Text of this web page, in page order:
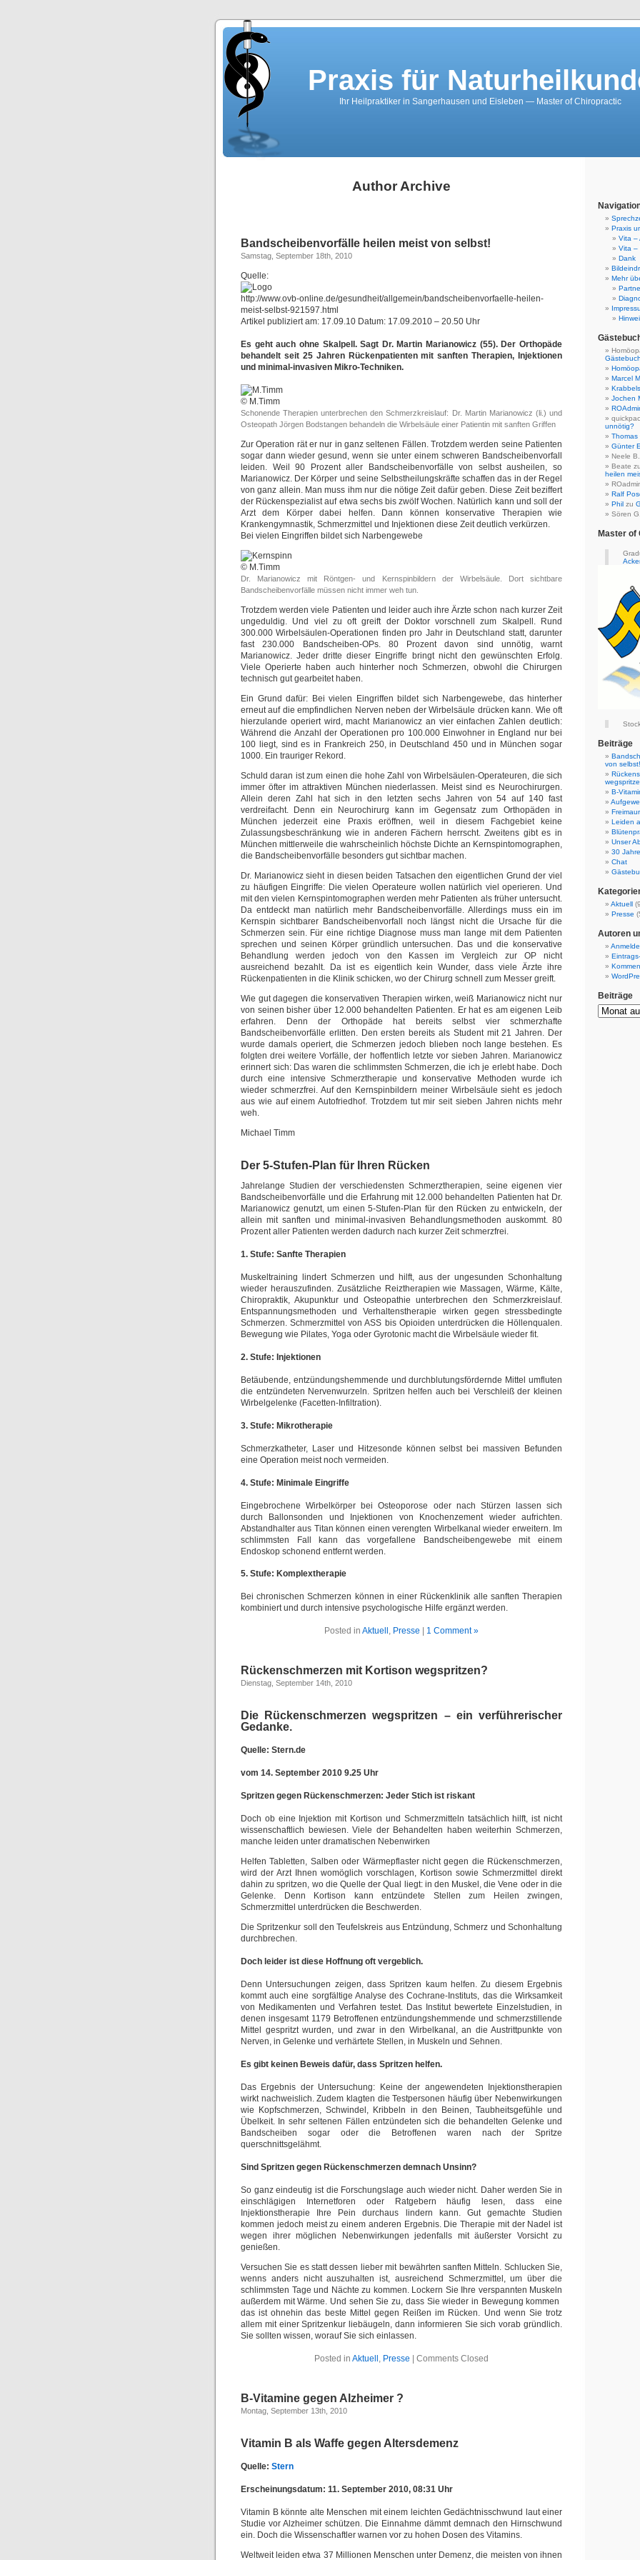
Praxis für
Ihr Heilpraktiker in Sangerhausen und Eisleben — Master of Chiropractic
Author Archive
Bandscheibenvorfälle heilen meist von selbst!
Samstag, September 18th, 2010
Quelle:
http://www.ovb-online.de/gesundheit/allgemein/bandscheibenvorfaelle-heilen-
meist-selbst-921597.html
Artikel publiziert am: 17.09.10 Datum: 17.09.2010 – 20.50 Uhr
Es geht auch ohne Skalpell. Sagt Dr. Martin Marianowicz (55). Der Orthopäde
behandelt seit 25 Jahren Rückenpatienten mit sanften Therapien, Injektionen
und minimal-invasiven Mikro-Techniken.
© M.Timm
Schonende Therapien unterbrechen den Schmerzkreislauf: Dr. Martin Marianowicz (li.) und
Osteopath Jörgen Bodstangen behandeln die Wirbelsäule einer Patientin mit sanften Griffen
Zur Operation rät er nur in ganz seltenen Fällen. Trotzdem werden seine Patienten
sogar dann wieder gesund, wenn sie unter einem schweren Bandscheibenvorfall
leiden. Weil 90 Prozent aller Bandscheibenvorfälle von selbst ausheilen, so
Marianowicz. Der Körper und seine Selbstheilungskräfte schaffen das in der Regel
von ganz allein. Man muss ihm nur die nötige Zeit dafür geben. Diese Zeit beziffert
der Rückenspezialist auf etwa sechs bis zwölf Wochen. Natürlich kann und soll der
Arzt dem Körper dabei helfen. Dann können konservative Therapien wie
Krankengymnastik, Schmerzmittel und Injektionen diese Zeit deutlich verkürzen.
Bei vielen Eingriffen bildet sich Narbengewebe
© M.Timm
Dr. Marianowicz mit Röntgen- und Kernspinbildern der Wirbelsäule. Dort sichtbare
Bandscheibenvorfälle müssen nicht immer weh tun.
Trotzdem werden viele Patienten und leider auch ihre Ärzte schon nach kurzer Zeit
ungeduldig. Und viel zu oft greift der Doktor vorschnell zum Skalpell. Rund
300.000 Wirbelsäulen-Operationen finden pro Jahr in Deutschland statt, darunter
fast 230.000 Bandscheiben-OPs. 80 Prozent davon sind unnötig, warnt
Marianowicz. Jeder dritte dieser Eingriffe bringt nicht den gewünschten Erfolg.
Viele Operierte haben auch hinterher noch Schmerzen, obwohl die Chirurgen
technisch gut gearbeitet haben.
Ein Grund dafür: Bei vielen Eingriffen bildet sich Narbengewebe, das hinterher
erneut auf die empfindlichen Nerven neben der Wirbelsäule drücken kann. Wie oft
hierzulande operiert wird, macht Marianowicz an vier einfachen Zahlen deutlich:
Während die Anzahl der Operationen pro 100.000 Einwohner in England nur bei
100 liegt, sind es in Frankreich 250, in Deutschland 450 und in München sogar
1000. Ein trauriger Rekord.
Schuld daran ist zum einen die hohe Zahl von Wirbelsäulen-Operateuren, die sich
immer öfter im attraktiven München niederlassen. Meist sind es Neurochirurgen.
Allein deren Zahl hat sich in den letzten sechs Jahren von 54 auf 140 fast
verdreifacht. Denn ein Neurochirurg kann im Gegensatz zum Orthopäden in
München jederzeit eine Praxis eröffnen, weil in diesem Fachgebiet keine
Zulassungsbeschränkung wie in anderen Fächern herrscht. Zweitens gibt es in
München mittlerweile die wahrscheinlich höchste Dichte an Kernspintomographen,
die Bandscheibenvorfälle besonders gut sichtbar machen.
Dr. Marianowicz sieht in diesen beiden Tatsachen den eigentlichen Grund der viel
zu häufigen Eingriffe: Die vielen Operateure wollen natürlich viel operieren. Und
mit den vielen Kernspintomographen werden mehr Patienten als früher untersucht.
Da entdeckt man natürlich mehr Bandscheibenvorfälle. Allerdings muss ein im
Kernspin sichtbarer Bandscheibenvorfall noch längst nicht die Ursache für die
Schmerzen sein. Für eine richtige Diagnose muss man lange mit dem Patienten
sprechen und seinen Körper gründlich untersuchen. Das und die konservative
Behandlung werden jedoch von den Kassen im Vergleich zur OP nicht
ausreichend bezahlt. Da ist es eigentlich kein Wunder, dass viele Ärzte ihre
Rückenpatienten in die Klinik schicken, wo der Chirurg schnell zum Messer greift.
Wie gut dagegen die konservativen Therapien wirken, weiß Marianowicz nicht nur
von seinen bisher über 12.000 behandelten Patienten. Er hat es am eigenen Leib
erfahren. Denn der Orthopäde hat bereits selbst vier schmerzhafte
Bandscheibenvorfälle erlitten. Den ersten bereits als Student mit 21 Jahren. Der
wurde damals operiert, die Schmerzen jedoch blieben noch lange bestehen. Es
folgten drei weitere Vorfälle, der hoffentlich letzte vor sieben Jahren. Marianowicz
erinnert sich: Das waren die schlimmsten Schmerzen, die ich je erlebt habe. Doch
durch eine intensive Schmerztherapie und konservative Methoden wurde ich
wieder schmerzfrei. Auf den Kernspinbildern meiner Wirbelsäule sieht es jedoch
aus wie auf einem Autofriedhof. Trotzdem tut mir seit sieben Jahren nichts mehr
weh.
Michael Timm
Der 5-Stufen-Plan für Ihren Rücken
Jahrelange Studien der verschiedensten Schmerztherapien, seine eigenen vier
Bandscheibenvorfälle und die Erfahrung mit 12.000 behandelten Patienten hat Dr.
Marianowicz genutzt, um einen 5-Stufen-Plan für den Rücken zu entwickeln, der
allein mit sanften und minimal-invasiven Behandlungsmethoden auskommt. 80
Prozent aller Patienten werden dadurch nach kurzer Zeit schmerzfrei.
1. Stufe: Sanfte Therapien
Muskeltraining lindert Schmerzen und hilft, aus der ungesunden Schonhaltung
wieder herauszufinden. Zusätzliche Reiztherapien wie Massagen, Wärme, Kälte,
Chiropraktik, Akupunktur und Osteopathie unterbrechen den Schmerzkreislauf.
Entspannungsmethoden und Verhaltenstherapie wirken gegen stressbedingte
Schmerzen. Schmerzmittel von ASS bis Opioiden unterdrücken die Höllenqualen.
Bewegung wie Pilates, Yoga oder Gyrotonic macht die Wirbelsäule wieder fit.
2. Stufe: Injektionen
Betäubende, entzündungshemmende und durchblutungsfördernde Mittel umfluten
die entzündeten Nervenwurzeln. Spritzen helfen auch bei Verschleiß der kleinen
Wirbelgelenke (Facetten-Infiltration).
3. Stufe: Mikrotherapie
Schmerzkatheter, Laser und Hitzesonde können selbst bei massiven Befunden
eine Operation meist noch vermeiden.
4. Stufe: Minimale Eingriffe
Eingebrochene Wirbelkörper bei Osteoporose oder nach Stürzen lassen sich
durch Ballonsonden und Injektionen von Knochenzement wieder aufrichten.
Abstandhalter aus Titan können einen verengten Wirbelkanal wieder erweitern. Im
schlimmsten Fall kann das vorgefallene Bandscheibengewebe mit einem
Endoskop schonend entfernt werden.
5. Stufe: Komplextherapie
Bei chronischen Schmerzen können in einer Rückenklinik alle sanften Therapien
kombiniert und durch intensive psychologische Hilfe ergänzt werden.
Posted in Aktuell , Presse 1 Comment »
Rückenschmerzen mit Kortison wegspritzen?
Dienstag, September 14th, 2010
Die Rückenschmerzen wegspritzen – ein verführerischer
Gedanke.
Quelle: Stern.de
vom 14. September 2010 9.25 Uhr
Spritzen gegen Rückenschmerzen: Jeder Stich ist riskant
Doch ob eine Injektion mit Kortison und Schmerzmitteln tatsächlich hilft, ist nicht
wissenschaftlich bewiesen. Viele der Behandelten haben weiterhin Schmerzen,
manche leiden unter dramatischen Nebenwirken
Helfen Tabletten, Salben oder Wärmepflaster nicht gegen die Rückenschmerzen,
wird der Arzt Ihnen womöglich vorschlagen, Kortison sowie Schmerzmittel direkt
dahin zu spritzen, wo die Quelle der Qual liegt: in den Muskel, die Vene oder in die
Gelenke. Denn Kortison kann entzündete Stellen zum Heilen zwingen,
Schmerzmittel unterdrücken die Beschwerden.
Die Spritzenkur soll den Teufelskreis aus Entzündung, Schmerz und Schonhaltung
durchbrechen.
Doch leider ist diese Hoffnung oft vergeblich.
Denn Untersuchungen zeigen, dass Spritzen kaum helfen. Zu diesem Ergebnis
kommt auch eine sorgfältige Analyse des Cochrane-Instituts, das die Wirksamkeit
von Medikamenten und Verfahren testet. Das Institut bewertete Einzelstudien, in
denen insgesamt 1179 Betroffenen entzündungshemmende und schmerzstillende
Mittel gespritzt wurden, und zwar in den Wirbelkanal, an die Austrittpunkte von
Nerven, in Gelenke und verhärtete Stellen, in Muskeln und Sehnen.
Es gibt keinen Beweis dafür, dass Spritzen helfen.
Das Ergebnis der Untersuchung: Keine der angewendeten Injektionstherapien
wirkt nachweislich. Zudem klagten die Testpersonen häufig über Nebenwirkungen
wie Kopfschmerzen, Schwindel, Kribbeln in den Beinen, Taubheitsgefühle und
Übelkeit. In sehr seltenen Fällen entzündeten sich die behandelten Gelenke und
Bandscheiben sogar oder die Betroffenen waren nach der Spritze
querschnittsgelähmt.
Sind Spritzen gegen Rückenschmerzen demnach Unsinn?
So ganz eindeutig ist die Forschungslage auch wieder nicht. Daher werden Sie in
einschlägigen Internetforen oder Ratgebern häufig lesen, dass eine
Injektionstherapie Ihre Pein durchaus lindern kann. Gut gemachte Studien
kommen jedoch meist zu einem anderen Ergebnis. Die Therapie mit der Nadel ist
wegen ihrer möglichen Nebenwirkungen jedenfalls mit äußerster Vorsicht zu
genießen.
Versuchen Sie es statt dessen lieber mit bewährten sanften Mitteln. Schlucken Sie,
wenns anders nicht auszuhalten ist, ausreichend Schmerzmittel, um über die
schlimmsten Tage und Nächte zu kommen. Lockern Sie Ihre verspannten Muskeln
außerdem mit Wärme. Und sehen Sie zu, dass Sie wieder in Bewegung kommen 
das ist ohnehin das beste Mittel gegen Reißen im Rücken. Und wenn Sie trotz
allem mit einer Spritzenkur liebäugeln, dann informieren Sie sich vorab gründlich.
Sie sollten wissen, worauf Sie sich einlassen.
Posted in Aktuell , Presse Comments Closed
B-Vitamine gegen Alzheimer ?
Montag, September 13th, 2010
Vitamin B als Waffe gegen Altersdemenz
Quelle: Stern
Erscheinungsdatum: 11. September 2010, 08:31 Uhr
Vitamin B könnte alte Menschen mit einem leichten Gedächtnisschwund laut einer
Studie vor Alzheimer schützen. Die Einnahme dämmt demnach den Hirnschwund
ein. Doch die Wissenschaftler warnen vor zu hohen Dosen des Vitamins.
Weltweit leiden etwa 37 Millionen Menschen unter Demenz, die meisten von ihnen
Praxis
Vita –
Vita –
Dank
Mehr
Gästebuch
Marcel
Jochen
unnötig?
Thomas
Günter
Neele B.
Beate zu
heilen
Ralf
Phil zu
Sören
Master of
Beiträge
von selbst!
B-
Leiden
Unser
30
Chat
Aktuell
Presse
Autoren
Beiträge